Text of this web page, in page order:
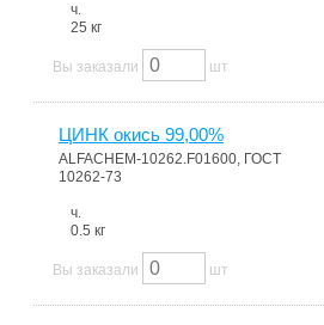
ч.
25 кг
Вы заказали шт
ЦИНК окись 99,00%
ALFACHEM-10262.F01600, ГОСТ
10262-73
ч.
0.5 кг
Вы заказали шт